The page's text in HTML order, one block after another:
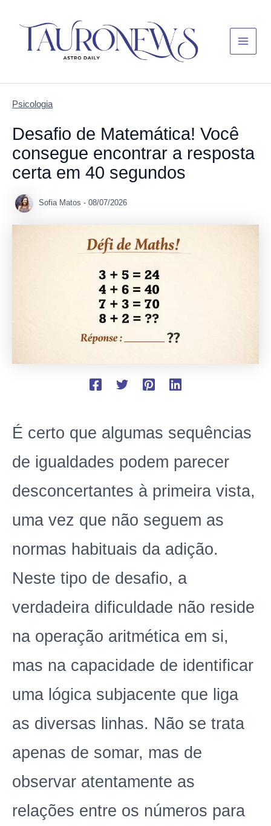
Menu
Psicologia
Desafio de Matemática! Você
consegue encontrar a resposta
certa em 40 segundos
Sofia Matos - 08/07/2026
É certo que algumas sequências
de igualdades podem parecer
desconcertantes à primeira vista,
uma vez que não seguem as
normas habituais da adição.
Neste tipo de desafio, a
verdadeira dificuldade não reside
na operação aritmética em si,
mas na capacidade de identificar
uma lógica subjacente que liga
as diversas linhas. Não se trata
apenas de somar, mas de
observar atentamente as
relações entre os números para